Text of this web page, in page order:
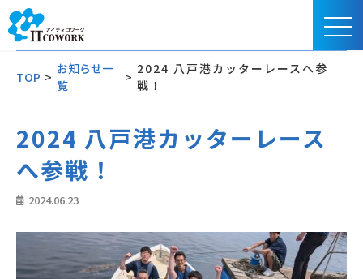
TOP >
お知らせ一
覧
>
2024 八戸港カッターレースへ参
戦！
2024 八戸港カッターレース
へ参戦！
2024.06.23